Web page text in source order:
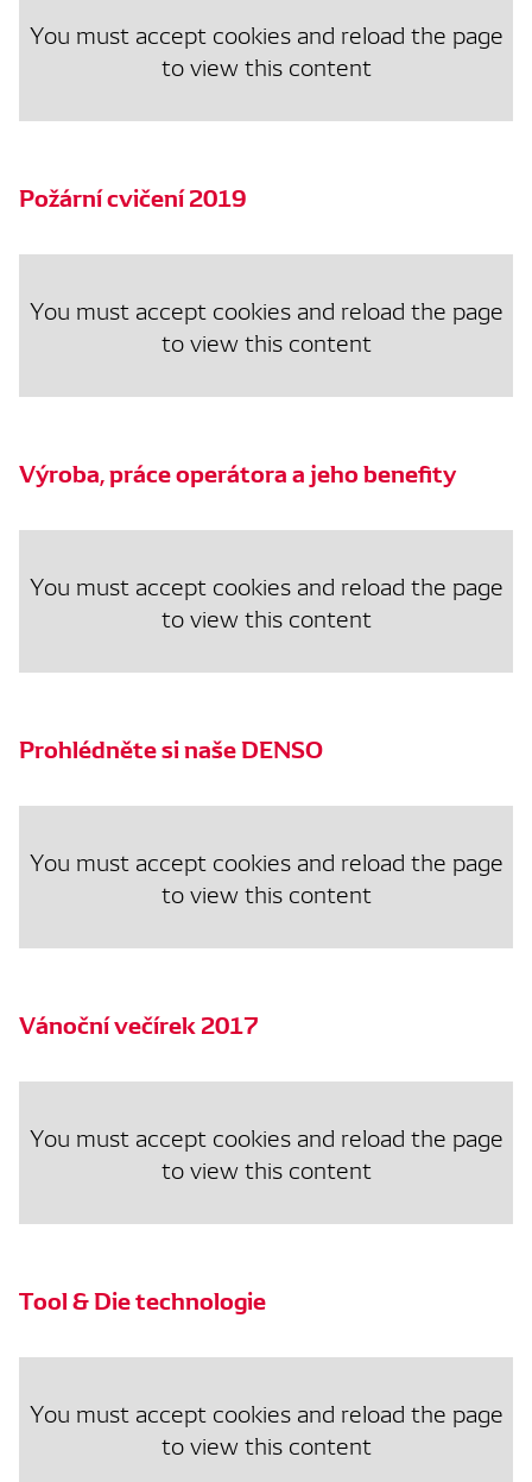
You must accept cookies and reload the page
to view this content
Požární cvičení 2019
You must accept cookies and reload the page
to view this content
Výroba, práce operátora a jeho benefity
You must accept cookies and reload the page
to view this content
Prohlédněte si naše DENSO
You must accept cookies and reload the page
to view this content
Vánoční večírek 2017
You must accept cookies and reload the page
to view this content
Tool & Die technologie
You must accept cookies and reload the page
to view this content